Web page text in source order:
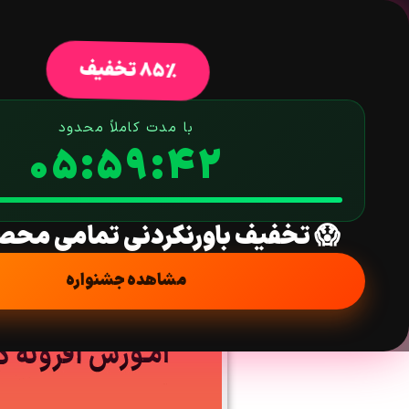
85% تخفیف
با مدت کاملاً محدود
05:59:41
😱 تخفیف باورنکردنی تمامی
مشاهده جشنواره
افزونه وردپرس
آموزش
خانه/